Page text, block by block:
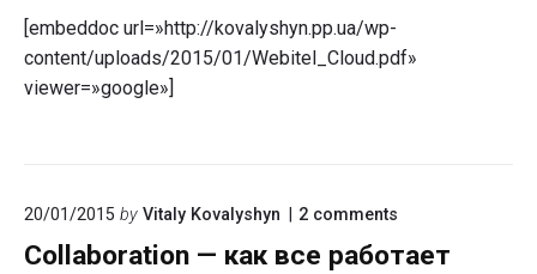
[embeddoc url=»http://kovalyshyn.pp.ua/wp-
content/uploads/2015/01/Webitel_Cloud.pdf»
viewer=»google»]
20/01/2015 by Vitaly Kovalyshyn 2 comments
—
Collaboration — как все работает